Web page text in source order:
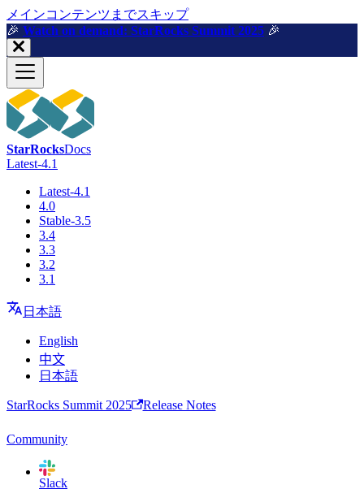
メインコンテンツまでスキップ
🎉️ Watch on demand: StarRocks Summit 2025 🎉️
StarRocksDocs
Latest-4.1
Latest-4.1
4.0
Stable-3.5
3.4
3.3
3.2
3.1
日本語
English
中文
日本語
StarRocks Summit 2025 Release Notes
Community
Slack